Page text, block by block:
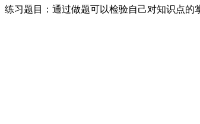
练习题目：通过做题可以检验自己对知识点的